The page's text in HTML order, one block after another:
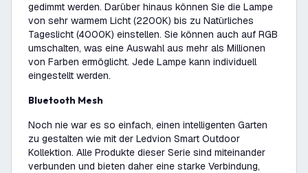
gedimmt werden. Darüber hinaus können Sie die Lampe
von sehr warmem Licht (2200K) bis zu Natürliches
Tageslicht (4000K) einstellen. Sie können auch auf RGB
umschalten, was eine Auswahl aus mehr als Millionen
von Farben ermöglicht. Jede Lampe kann individuell
eingestellt werden.
Bluetooth Mesh
Noch nie war es so einfach, einen intelligenten Garten
zu gestalten wie mit der Ledvion Smart Outdoor
Kollektion. Alle Produkte dieser Serie sind miteinander
verbunden und bieten daher eine starke Verbindung,